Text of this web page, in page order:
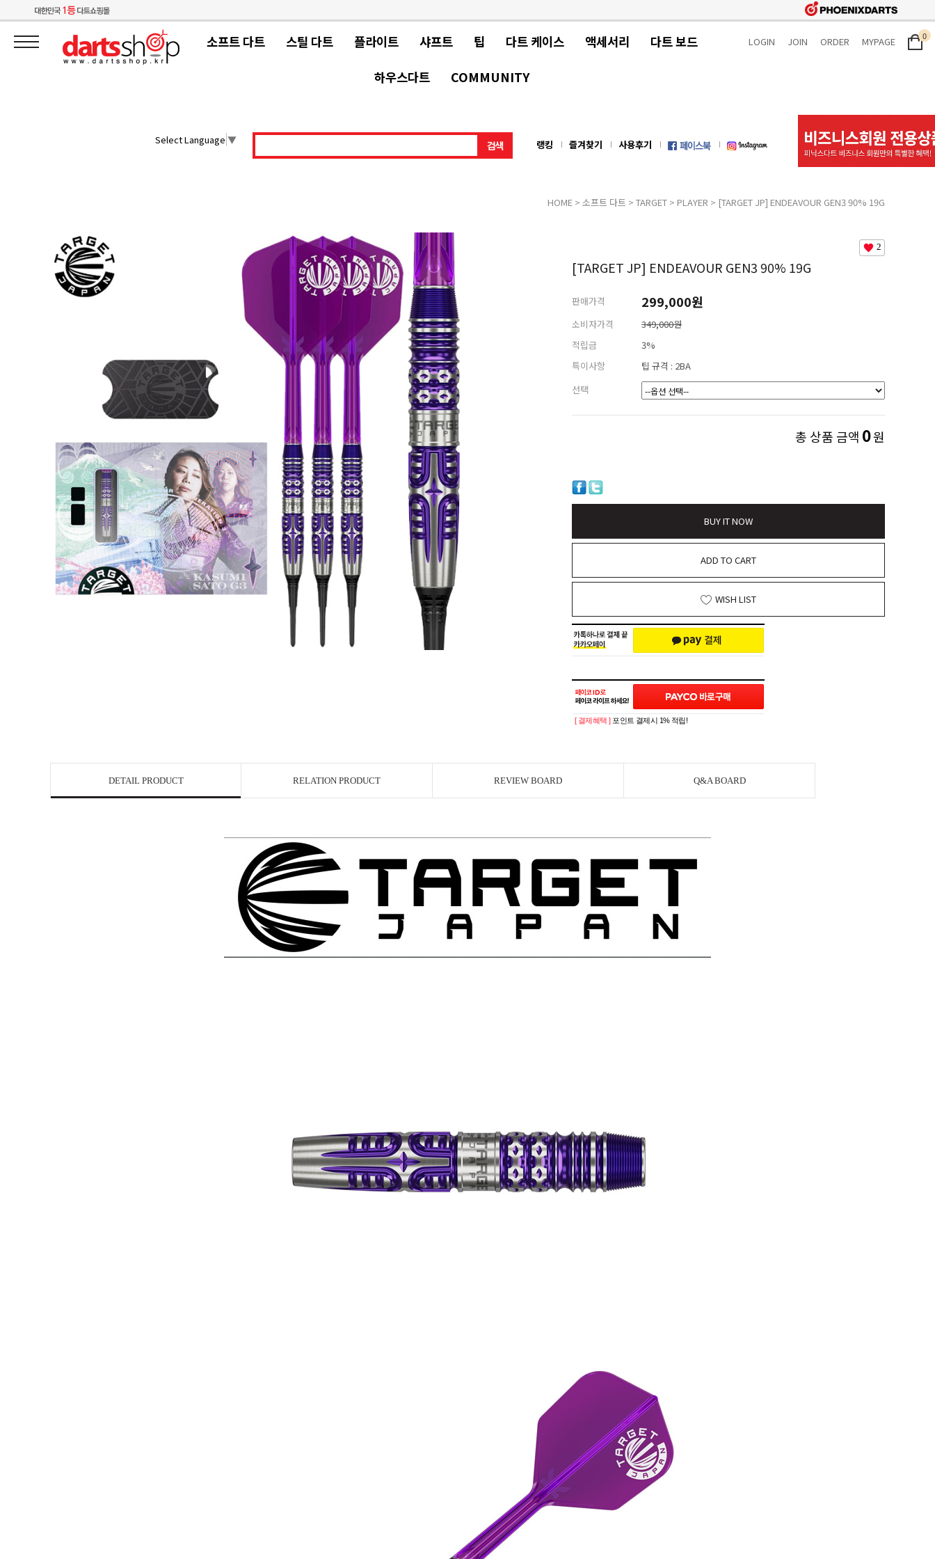
소프트 다트 스틸 다트 플라이트 샤프트 팁 다트 케이스 액세서리 다트 보드
하우스다트 COMMUNITY
LOGIN JOIN ORDER MYPAGE 0
Select Language ▼ 랭킹 즐겨찾기 사용후기
HOME > 소프트 다트 > TARGET > PLAYER > [TARGET JP] ENDEAVOUR GEN3 90% 19G
2
[TARGET JP] ENDEAVOUR GEN3 90% 19G
판매가격 299,000원
소비자가격
349,000원
적립금
3%
특이사항
팁 규격 : 2BA
선택
총 상품 금액 0원
BUY IT NOW
ADD TO CART
WISH LIST
[ 결제혜택 ] 포인트 결제시 1% 적립!
DETAIL PRODUCT RELATION PRODUCT REVIEW BOARD Q&A BOARD